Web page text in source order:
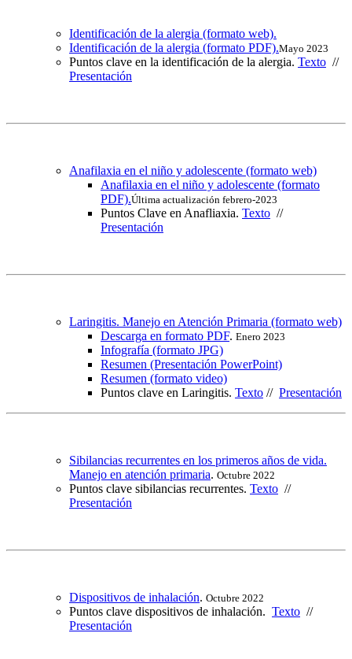
Identificación de la alergia (formato web).
Identificación de la alergia (formato PDF).Mayo 2023
Puntos clave en la identificación de la alergia. Texto //
Presentación
Anafilaxia en el niño y adolescente (formato web)
Anafilaxia en el niño y adolescente (formato
PDF).Última actualización febrero-2023
Puntos Clave en Anafliaxia. Texto //
Presentación
Laringitis. Manejo en Atención Primaria (formato web)
Descarga en formato PDF. Enero 2023
Infografía (formato JPG)
Resumen (Presentación PowerPoint)
Resumen (formato video)
Puntos clave en Laringitis. Texto // Presentación
Sibilancias recurrentes en los primeros años de vida.
Manejo en atención primaria. Octubre 2022
Puntos clave sibilancias recurrentes. Texto //
Presentación
Dispositivos de inhalación. Octubre 2022
Puntos clave dispositivos de inhalación. Texto //
Presentación